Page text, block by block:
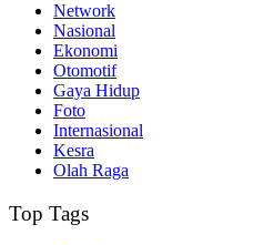
Network
Nasional
Ekonomi
Otomotif
Gaya Hidup
Foto
Internasional
Kesra
Olah Raga
Top Tags